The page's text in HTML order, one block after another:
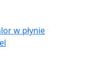
w płynie